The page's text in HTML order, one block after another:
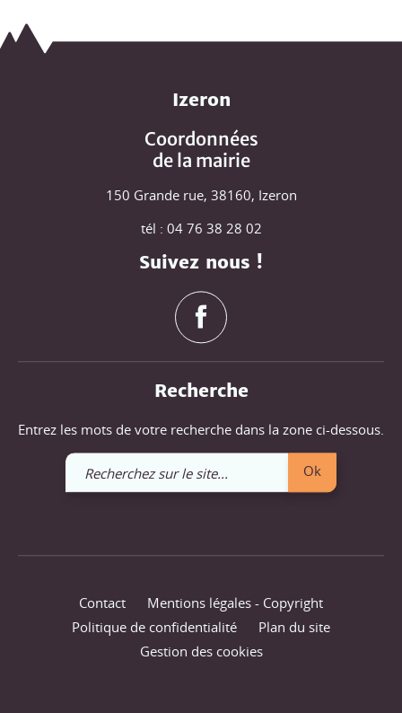
Izeron
Coordonnées
de la mairie
150 Grande rue, 38160, Izeron
tél : 04 76 38 28 02
Suivez nous !
Recherche
Entrez les mots de votre recherche dans la zone ci-dessous.
Recherchez
sur
Ok
Contact
Mentions légales - Copyright
Politique de confidentialité
Plan du site
Gestion des cookies